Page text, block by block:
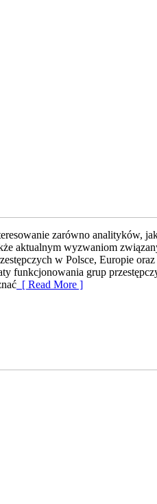
zarówno analityków,
aktualnym wyzwaniom
w Polsce, Europie
funkcjonowania grup
[ Read More ]